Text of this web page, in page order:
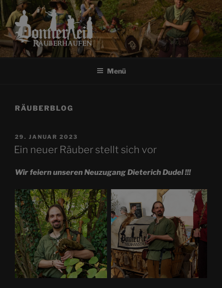
Zum
Inhalt
springen
RÄUBERHAUFEN
DONNERKEIL Menü
RÄUBERBLOG
VERÖFFENTLICHT
AM
29. JANUAR 2023
Ein neuer Räuber stellt sich vor
Wir feiern unseren Neuzugang Dieterich Dudel !!!